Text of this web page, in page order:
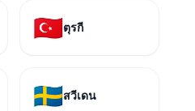
🇹🇷ตุรกี
🇸🇪สวีเดน